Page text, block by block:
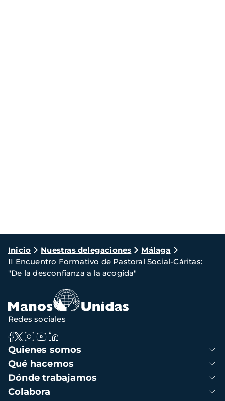
Ruta
de
navegación
Inicio Nuestras delegaciones
Málaga
II Encuentro Formativo de Pastoral Social-Cáritas:
"De la desconfianza a la acogida"
Navegación
principal
Quienes somos
Qué hacemos
Dónde trabajamos
Colabora
Redes sociales